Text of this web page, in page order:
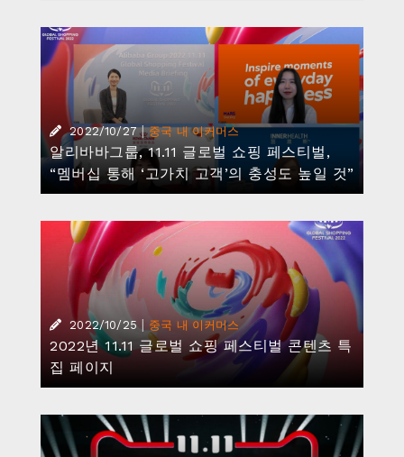
2022/10/27 | 중국 내 이커머스
알리바바그룹, 11.11 글로벌 쇼핑 페스티벌,
“멤버십 통해 ‘고가치 고객’의 충성도 높일 것”
2022/10/25 | 중국 내 이커머스
2022년 11.11 글로벌 쇼핑 페스티벌 콘텐츠 특
집 페이지